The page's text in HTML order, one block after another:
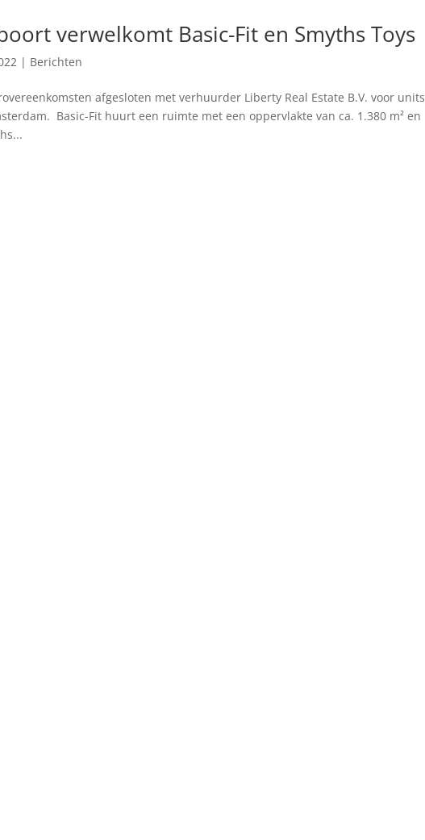
verwelkomt Basic-Fit en Smyths Toys
| Berichten
afgesloten met verhuurder Liberty Real Estate B.V. voor units
Basic-Fit huurt een ruimte met een oppervlakte van ca. 1.380 m² en